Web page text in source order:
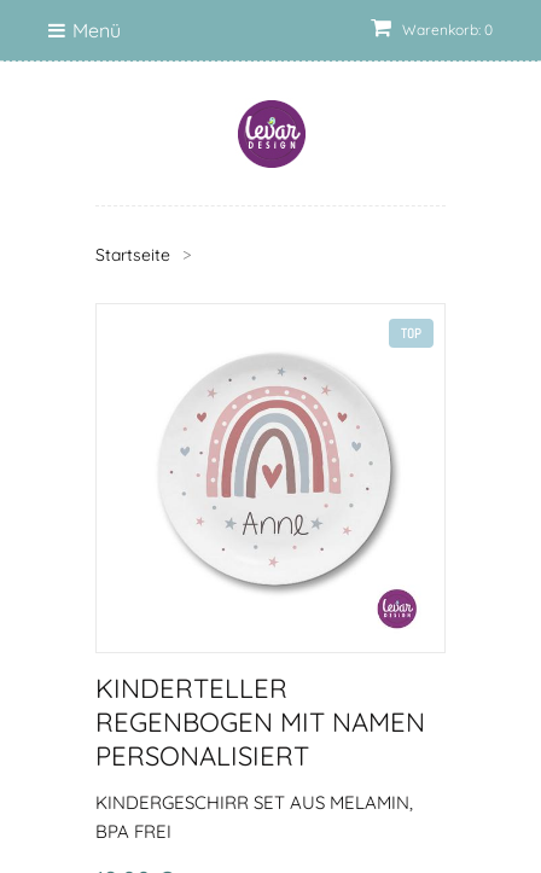
Warenkorb: 0
Menü
Startseite >
TOP
KINDERTELLER
REGENBOGEN MIT NAMEN
PERSONALISIERT
KINDERGESCHIRR SET AUS MELAMIN,
BPA FREI